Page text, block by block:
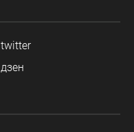
twitter
дзен